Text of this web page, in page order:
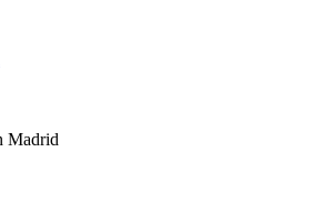
Madrid